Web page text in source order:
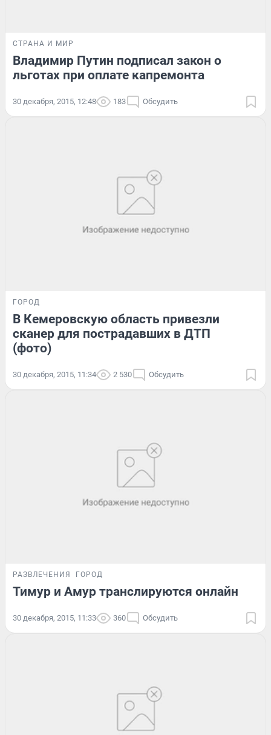
СТРАНА И МИР
Владимир Путин подписал закон о
льготах при оплате капремонта
30 декабря, 2015, 12:48 183 Обсудить
ГОРОД
В Кемеровскую область привезли
сканер для пострадавших в ДТП
(фото)
30 декабря, 2015, 11:34 2 530 Обсудить
РАЗВЛЕЧЕНИЯ ГОРОД
Тимур и Амур транслируются онлайн
30 декабря, 2015, 11:33 360 Обсудить